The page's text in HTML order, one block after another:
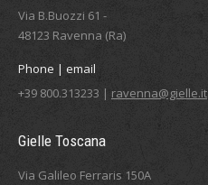
Via B.Buozzi 61 -
48123 Ravenna (Ra)
Phone | email
+39 800.313233 | ravenna@gielle.it
Gielle Toscana
Via Galileo Ferraris 150A